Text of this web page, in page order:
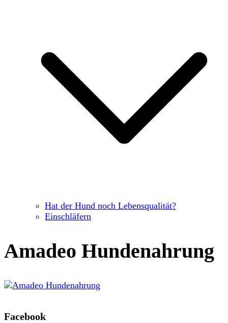
Hat der Hund noch Lebensqualität?
Einschläfern
Amadeo Hundenahrung
Facebook